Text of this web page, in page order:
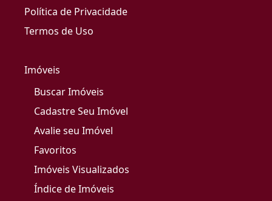
Política de Privacidade
Termos de Uso
Imóveis
Buscar Imóveis
Cadastre Seu Imóvel
Avalie seu Imóvel
Favoritos
Imóveis Visualizados
Índice de Imóveis